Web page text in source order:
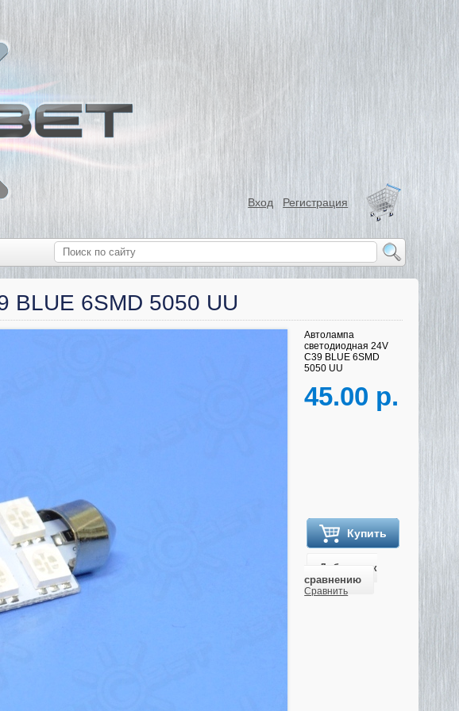
Вход Регистрация
BLUE 6SMD 5050 UU
Автолампа
светодиодная 24V
С39 BLUE 6SMD
5050 UU
45.00 р.
Купить
Добавить к
сравнению
Сравнить